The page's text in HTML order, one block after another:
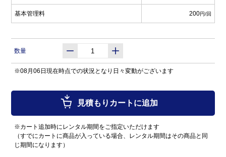
基本管理料 200円/回
数量
※08月06日現在時点での状況となり日々変動がございます
見積もりカートに追加
※カート追加時にレンタル期間をご指定いただけます
（すでにカートに商品が入っている場合、レンタル期間はその商品と同
じ期間になります）